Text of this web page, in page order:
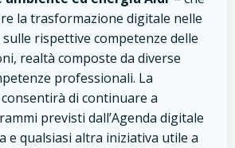
la trasformazione digitale nelle
rispettive competenze delle
realtà composte da diverse
professionali. La
di continuare a
previsti dall’Agenda digitale
e qualsiasi altra iniziativa utile a